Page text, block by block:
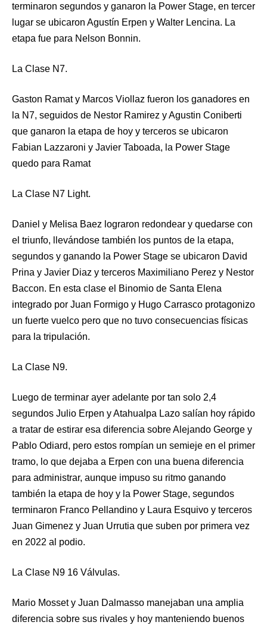
terminaron segundos y ganaron la Power Stage, en tercer
lugar se ubicaron Agustín Erpen y Walter Lencina. La
etapa fue para Nelson Bonnin.
La Clase N7.
Gaston Ramat y Marcos Viollaz fueron los ganadores en
la N7, seguidos de Nestor Ramirez y Agustin Coniberti
que ganaron la etapa de hoy y terceros se ubicaron
Fabian Lazzaroni y Javier Taboada, la Power Stage
quedo para Ramat
La Clase N7 Light.
Daniel y Melisa Baez lograron redondear y quedarse con
el triunfo, llevándose también los puntos de la etapa,
segundos y ganando la Power Stage se ubicaron David
Prina y Javier Diaz y terceros Maximiliano Perez y Nestor
Baccon. En esta clase el Binomio de Santa Elena
integrado por Juan Formigo y Hugo Carrasco protagonizo
un fuerte vuelco pero que no tuvo consecuencias físicas
para la tripulación.
La Clase N9.
Luego de terminar ayer adelante por tan solo 2,4
segundos Julio Erpen y Atahualpa Lazo salían hoy rápido
a tratar de estirar esa diferencia sobre Alejando George y
Pablo Odiard, pero estos rompían un semieje en el primer
tramo, lo que dejaba a Erpen con una buena diferencia
para administrar, aunque impuso su ritmo ganando
también la etapa de hoy y la Power Stage, segundos
terminaron Franco Pellandino y Laura Esquivo y terceros
Juan Gimenez y Juan Urrutia que suben por primera vez
en 2022 al podio.
La Clase N9 16 Válvulas.
Mario Mosset y Juan Dalmasso manejaban una amplia
diferencia sobre sus rivales y hoy manteniendo buenos